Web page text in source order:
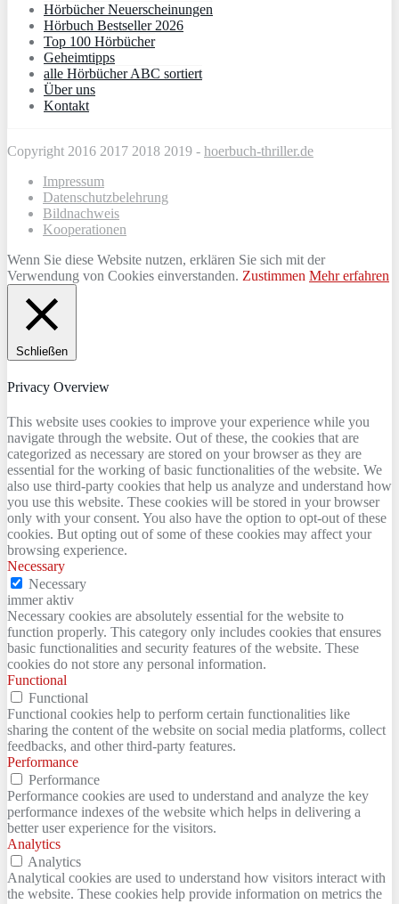
Hörbücher Neuerscheinungen
Hörbuch Bestseller 2026
Top 100 Hörbücher
Geheimtipps
alle Hörbücher ABC sortiert
Über uns
Kontakt
Copyright 2016 2017 2018 2019 - hoerbuch-thriller.de
Impressum
Datenschutzbelehrung
Bildnachweis
Kooperationen
Wenn Sie diese Website nutzen, erklären Sie sich mit der
Verwendung von Cookies einverstanden. Zustimmen Mehr erfahren
Schließen
Privacy Overview
This website uses cookies to improve your experience while you
navigate through the website. Out of these, the cookies that are
categorized as necessary are stored on your browser as they are
essential for the working of basic functionalities of the website. We
also use third-party cookies that help us analyze and understand how
you use this website. These cookies will be stored in your browser
only with your consent. You also have the option to opt-out of these
cookies. But opting out of some of these cookies may affect your
browsing experience.
Necessary
Necessary
immer aktiv
Necessary cookies are absolutely essential for the website to
function properly. This category only includes cookies that ensures
basic functionalities and security features of the website. These
cookies do not store any personal information.
Functional
Functional
Functional cookies help to perform certain functionalities like
sharing the content of the website on social media platforms, collect
feedbacks, and other third-party features.
Performance
Performance
Performance cookies are used to understand and analyze the key
performance indexes of the website which helps in delivering a
better user experience for the visitors.
Analytics
Analytics
Analytical cookies are used to understand how visitors interact with
the website. These cookies help provide information on metrics the